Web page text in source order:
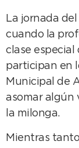
La jornada del
cuando la
clase especial
participan en
Municipal de
asomar algún
la milonga.
Mientras